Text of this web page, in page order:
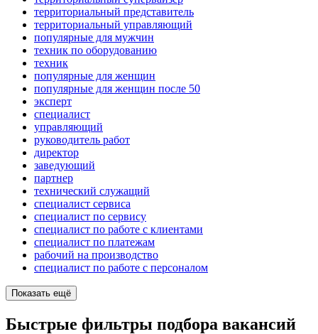
территориальный представитель
территориальный управляющий
популярные для мужчин
техник по оборудованию
техник
популярные для женщин
популярные для женщин после 50
эксперт
специалист
управляющий
руководитель работ
директор
заведующий
партнер
технический служащий
специалист сервиса
специалист по сервису
специалист по работе с клиентами
специалист по платежам
рабочий на производство
специалист по работе с персоналом
Показать ещё
Быстрые фильтры подбора вакансий